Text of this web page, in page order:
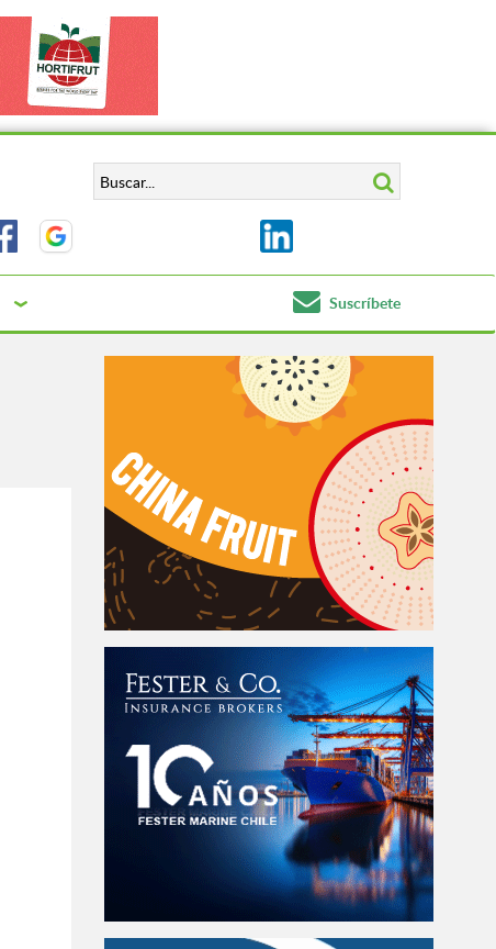
Suscríbete